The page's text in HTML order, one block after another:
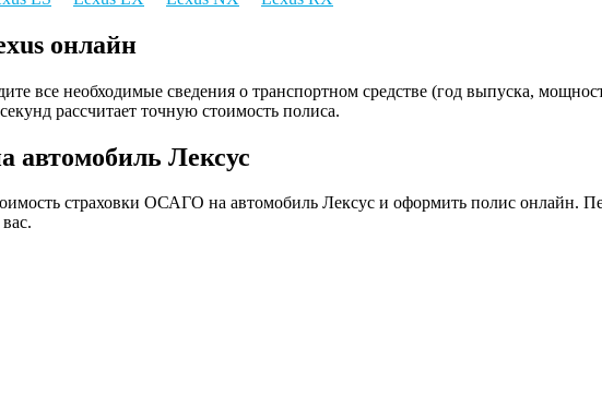
онлайн
все необходимые сведения о транспортном средстве (год выпуска,
рассчитает точную стоимость полиса.
автомобиль Лексус
страховки ОСАГО на автомобиль Лексус и оформить полис онлайн.